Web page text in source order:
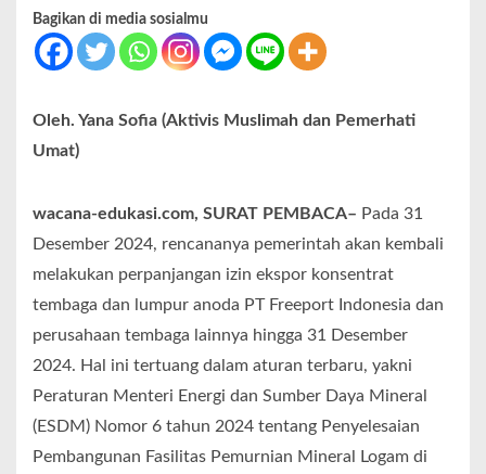
Bagikan di media sosialmu
Oleh. Yana Sofia (Aktivis Muslimah dan Pemerhati
Umat)
wacana-edukasi.com, SURAT PEMBACA– Pada 31
Desember 2024, rencananya pemerintah akan kembali
melakukan perpanjangan izin ekspor konsentrat
tembaga dan lumpur anoda PT Freeport Indonesia dan
perusahaan tembaga lainnya hingga 31 Desember
2024. Hal ini tertuang dalam aturan terbaru, yakni
Peraturan Menteri Energi dan Sumber Daya Mineral
(ESDM) Nomor 6 tahun 2024 tentang Penyelesaian
Pembangunan Fasilitas Pemurnian Mineral Logam di